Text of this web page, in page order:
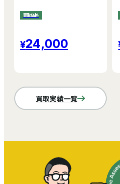
買取価格
24,000
買取実績一覧